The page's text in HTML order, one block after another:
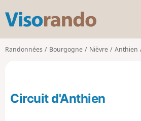
s
o
o
Randonnées Bourgogne Nièvre Anthien
Circuit d'Anthien